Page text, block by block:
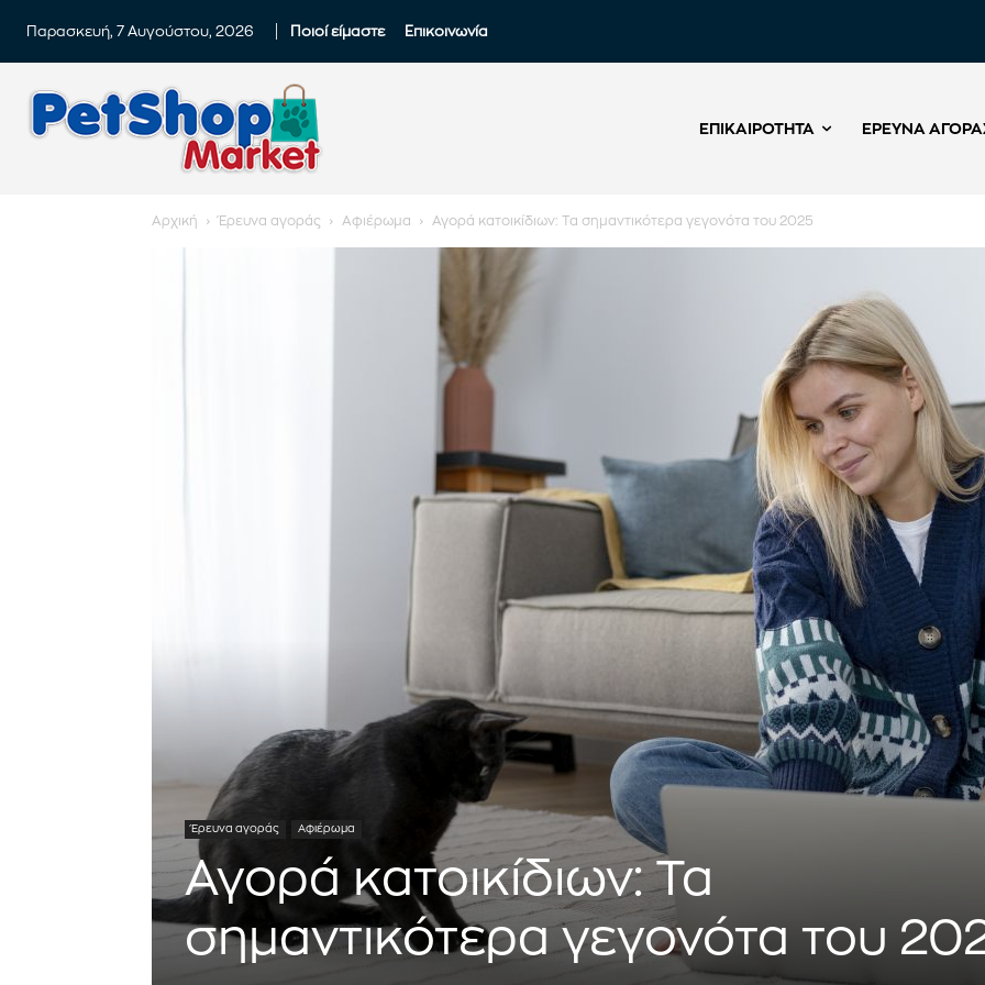
Παρασκευή, 7 Αυγούστου, 2026 Ποιοί είμαστε Επικοινωνία
ΕΠΙΚΑΙΡΌΤΗΤΑ ΈΡΕΥΝΑ
Αρχική Έρευνα αγοράς Αφιέρωμα Αγορά κατοικίδιων: Τα σημαντικότερα γεγονότα του 2025
Έρευνα αγοράς Αφιέρωμα
Αγορά κατοικίδιων: Τα
σημαντικότερα γεγονότα του